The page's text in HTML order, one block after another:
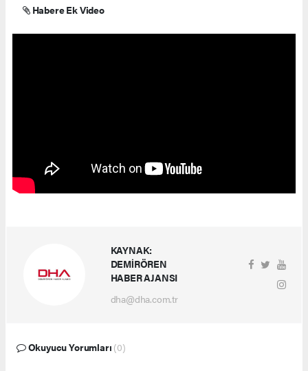
Habere Ek Video
KAYNAK:
DEMİRÖREN
HABER AJANSI
dha@dha.com.tr
Okuyucu Yorumları (0)